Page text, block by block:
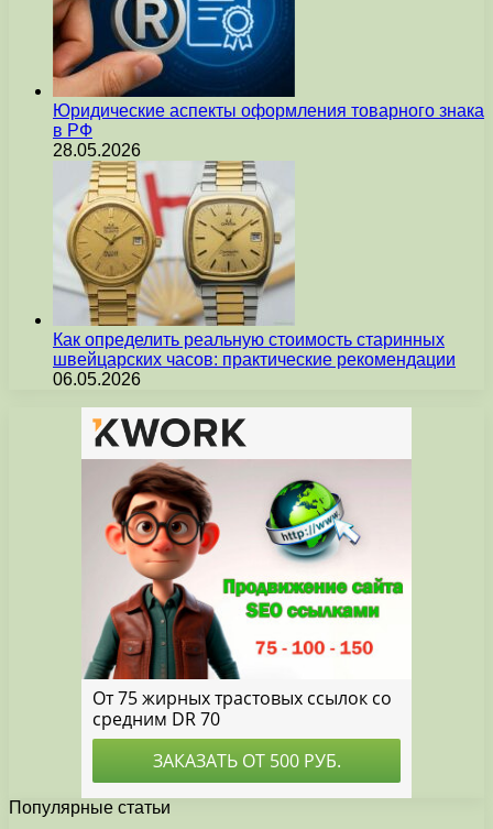
Юридические аспекты оформления товарного знака
в РФ
28.05.2026
Как определить реальную стоимость старинных
швейцарских часов: практические рекомендации
06.05.2026
Популярные статьи